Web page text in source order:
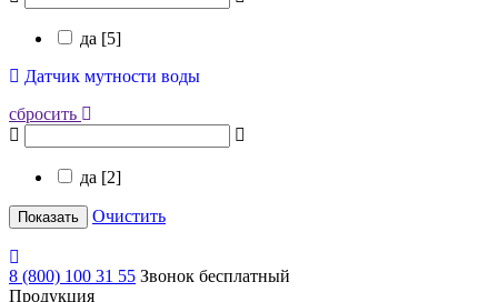
да [5]
Датчик мутности воды
сбросить
да [2]
Показать Очистить
8 (800) 100 31 55 Звонок бесплатный
Продукция